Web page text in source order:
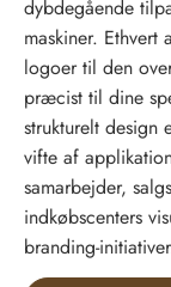
dybdegående
maskiner.
logoer til den
præcist til dine
strukturelt design
vifte af
samarbejder,
indkøbscenters
branding-